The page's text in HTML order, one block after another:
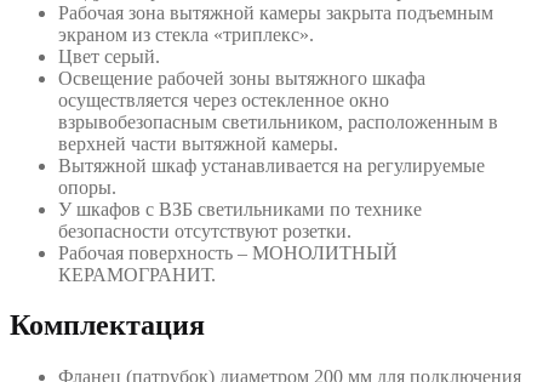
Рабочая зона вытяжной камеры закрыта подъемным
экраном из стекла «триплекс».
Цвет серый.
Освещение рабочей зоны вытяжного шкафа
осуществляется через остекленное окно
взрывобезопасным светильником, расположенным в
верхней части вытяжной камеры.
Вытяжной шкаф устанавливается на регулируемые
опоры.
У шкафов с ВЗБ светильниками по технике
безопасности отсутствуют розетки.
Рабочая поверхность – МОНОЛИТНЫЙ
КЕРАМОГРАНИТ.
Комплектация
Фланец (патрубок) диаметром 200 мм для подключения